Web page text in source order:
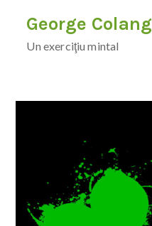
content
George Colang
Un exerciţiu mintal